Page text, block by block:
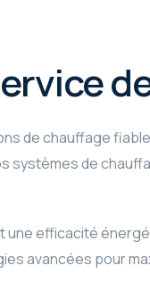
de chauffage
de
efficacité
avancées pour